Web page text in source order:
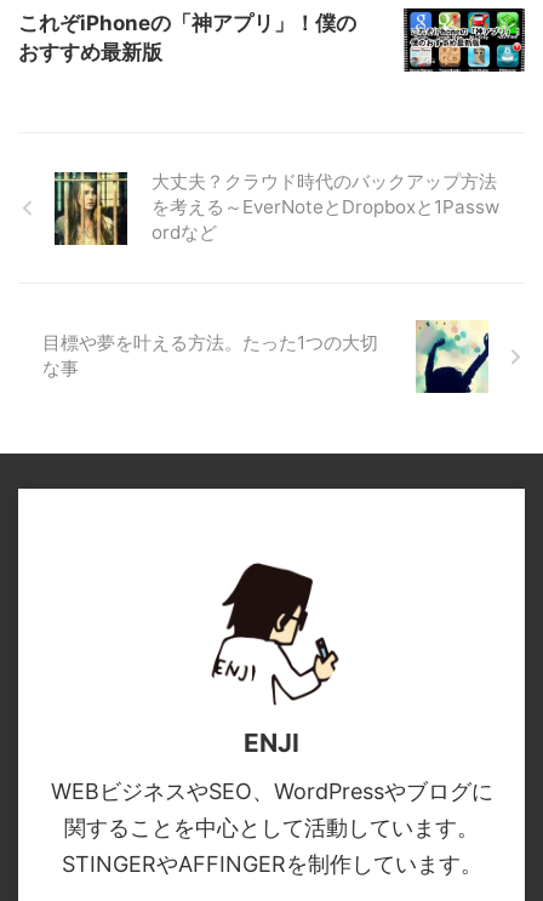
これぞiPhoneの「神アプリ」！僕の
おすすめ最新版
大丈夫？クラウド時代のバックアップ方法
を考える～EverNoteとDropboxと1Passw
ordなど
目標や夢を叶える方法。たった1つの大切
な事
ENJI
WEBビジネスやSEO、WordPressやブログに
関することを中心として活動しています。
STINGERやAFFINGERを制作しています。